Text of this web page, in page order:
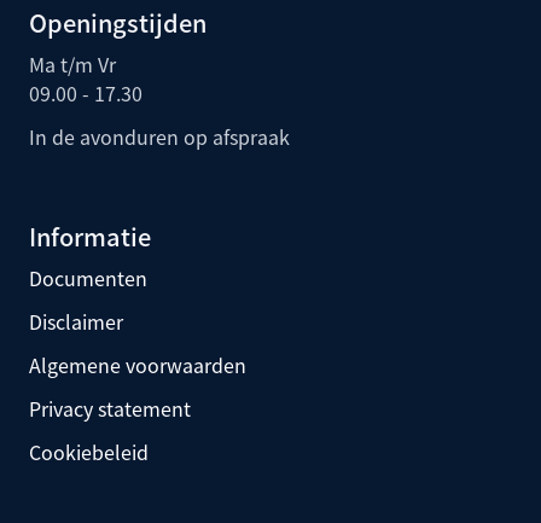
Openingstijden
Ma t/m Vr
09.00 - 17.30
In de avonduren op afspraak
Informatie
Documenten
Disclaimer
Algemene voorwaarden
Privacy statement
Cookiebeleid